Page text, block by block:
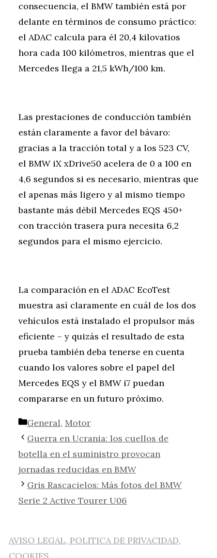
consecuencia, el BMW también está por
delante en términos de consumo práctico:
el ADAC calcula para él 20,4 kilovatios
hora cada 100 kilómetros, mientras que el
Mercedes llega a 21,5 kWh/100 km.
Las prestaciones de conducción también
están claramente a favor del bávaro:
gracias a la tracción total y a los 523 CV,
el BMW iX xDrive50 acelera de 0 a 100 en
4,6 segundos si es necesario, mientras que
el apenas más ligero y al mismo tiempo
bastante más débil Mercedes EQS 450+
con tracción trasera pura necesita 6,2
segundos para el mismo ejercicio.
La comparación en el ADAC EcoTest
muestra así claramente en cuál de los dos
vehículos está instalado el propulsor más
eficiente – y quizás el resultado de esta
prueba también deba tenerse en cuenta
cuando los valores sobre el papel del
Mercedes EQS y el BMW i7 puedan
compararse en un futuro próximo.
Categorías
General, Motor
Guerra en Ucrania: los cuellos de
botella en el suministro provocan
jornadas reducidas en BMW
Gris Rascacielos: Más fotos del BMW
Serie 2 Active Tourer U06
AVISO LEGAL, POLITICA DE PRIVACIDAD,